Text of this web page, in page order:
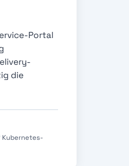
Portal
die
Kubernetes-